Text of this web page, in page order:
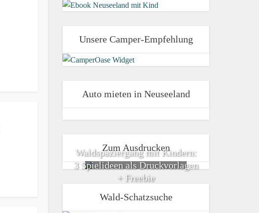
Unsere Camper-Empfehlung
Auto mieten in Neuseeland
Zum Ausdrucken
Waldspaziergang mit Kindern:
3 Spielideen als Druckvorlagen
+ Freebie
Wald-Schatzsuche